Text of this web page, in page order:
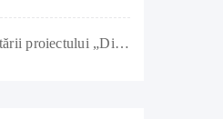
Stadiul implementării proiectului „Diversificarea activității societății RURIS IMPEX SRL prin investiții în producția de remorci agricole și tractoare” a ajuns la 90%